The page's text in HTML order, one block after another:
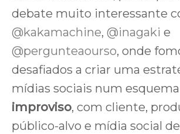
debate muito interessante
@kakamachine, @inagaki e
@pergunteaourso, onde
desafiados a criar uma
mídias sociais num
improviso, com cliente,
público-alvo e mídia social